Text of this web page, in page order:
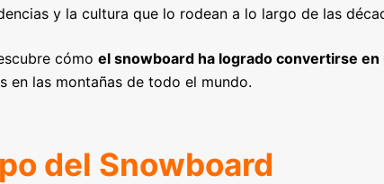
y la cultura que lo rodean a lo largo de las
cómo el snowboard ha logrado convertirse
en las montañas de todo el mundo.
del Snowboard